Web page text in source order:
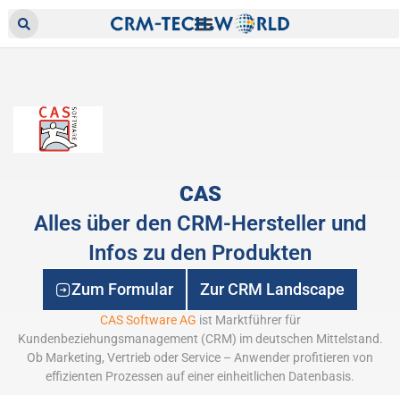
CAS
Alles über den CRM-Hersteller und
Infos zu den Produkten
Zum Formular Zur CRM Landscape
CAS Software AG ist Marktführer für
Kundenbeziehungsmanagement (CRM) im deutschen Mittelstand.
Ob Marketing, Vertrieb oder Service – Anwender profitieren von
effizienten Prozessen auf einer einheitlichen Datenbasis.